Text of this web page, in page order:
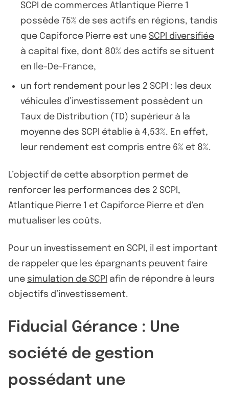
SCPI de commerces Atlantique Pierre 1
possède 75% de ses actifs en régions, tandis
que Capiforce Pierre est une SCPI diversifiée
à capital fixe, dont 80% des actifs se situent
en Ile-De-France,
un fort rendement pour les 2 SCPI : les deux
véhicules d’investissement possèdent un
Taux de Distribution (TD) supérieur à la
moyenne des SCPI établie à 4,53%. En effet,
leur rendement est compris entre 6% et 8%.
L’objectif de cette absorption permet de
renforcer les performances des 2 SCPI,
Atlantique Pierre 1 et Capiforce Pierre et d'en
mutualiser les coûts.
Pour un investissement en SCPI, il est important
de rappeler que les épargnants peuvent faire
une simulation de SCPI afin de répondre à leurs
objectifs d’investissement.
Fiducial Gérance : Une
société de gestion
possédant une